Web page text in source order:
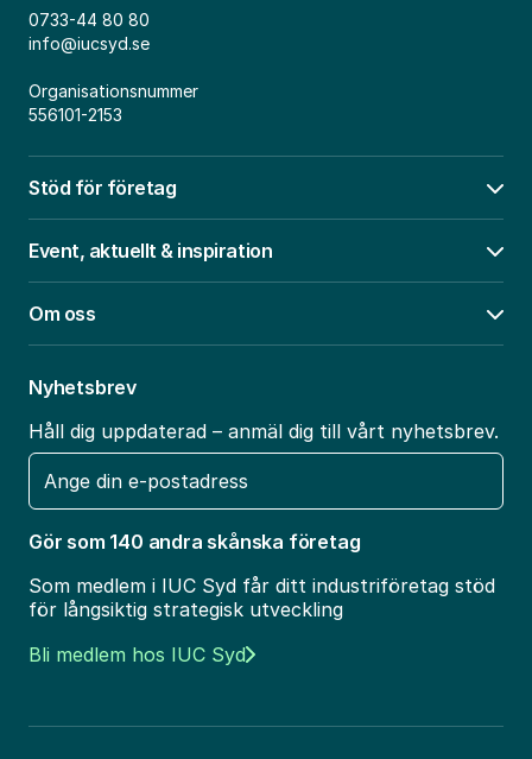
0733-44 80 80
info@iucsyd.se
Organisationsnummer
556101-2153
Stöd för företag
Event, aktuellt & inspiration
Om oss
Nyhetsbrev
Håll dig uppdaterad – anmäl dig till vårt nyhetsbrev.
E-
post
Gör som 140 andra skånska företag
Som medlem i IUC Syd får ditt industriföretag stöd
för långsiktig strategisk utveckling
Bli medlem hos IUC Syd